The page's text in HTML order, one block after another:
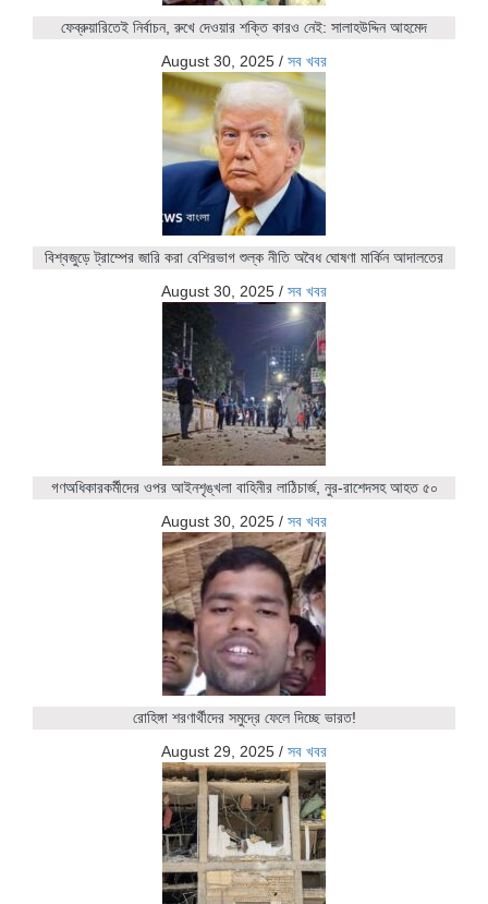
ফেব্রুয়ারিতেই নির্বাচন, রুখে দেওয়ার শক্তি কারও নেই: সালাহউদ্দিন আহমেদ
August 30, 2025 / সব খবর
বিশ্বজুড়ে ট্রাম্পের জারি করা বেশিরভাগ শুল্ক নীতি অবৈধ ঘোষণা মার্কিন আদালতের
August 30, 2025 / সব খবর
গণঅধিকারকর্মীদের ওপর আইনশৃঙ্খলা বাহিনীর লাঠিচার্জ, নুর-রাশেদসহ আহত ৫০
August 30, 2025 / সব খবর
রোহিঙ্গা শরণার্থীদের সমুদ্রে ফেলে দিচ্ছে ভারত!
August 29, 2025 / সব খবর